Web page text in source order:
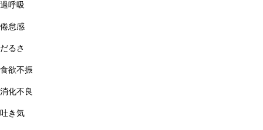
過呼吸
倦怠感
だるさ
食欲不振
消化不良
吐き気